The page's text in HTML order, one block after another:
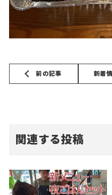
前の記事 新着
関連する投稿